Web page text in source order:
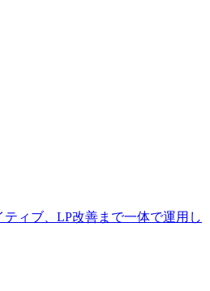
ィブ、LP改善まで一体で運用し